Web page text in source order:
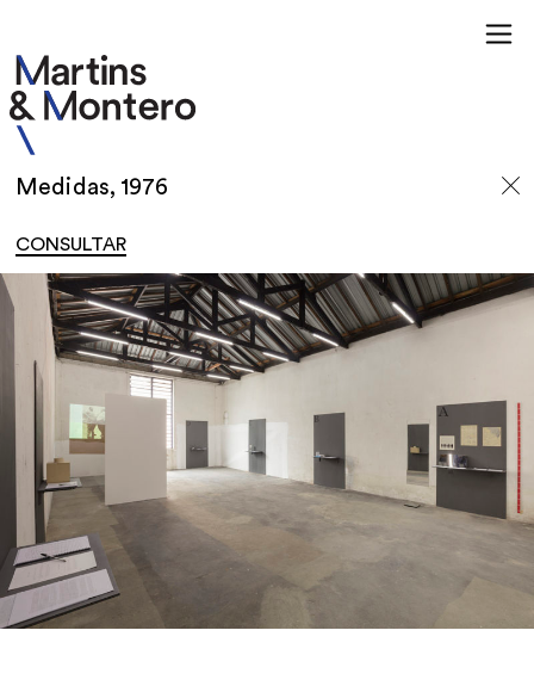
Medidas, 1976
CONSULTAR